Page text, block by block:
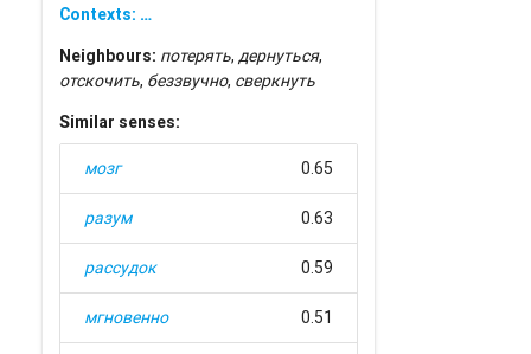
Contexts: …
Neighbours: потерять,дернуться,
отскочить, беззвучно, сверкнуть
Similar senses:
мозг 0.65
разум 0.63
рассудок 0.59
мгновенно 0.51